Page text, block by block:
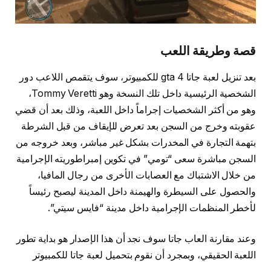
قصة وطريقة اللعب
بعد تنزيل لعبة جاتا 4 gta للكمبيوتر، سوف يتقمص اللاعب دور
الشخصية الرئيسية داخل تلك النسخة وهو Tommy Veretti،
وهو من أكثر الشخصيات إجراماً داخل اللعبة، وذلك بعد أن قضي
عقوبته وخرج من السجن بعد تعرض للإيقاف من قبل الشرطة
بتهمة التجارة في المخدرات بشكل غير مباشر، وبعد خروجه من
السجن مباشرة سعى “تومي” في تكوين إمبراطوريته الإجرامية
من خلال الاشتباك مع العصابات الأخرى من رجال المافيا،
والحصول على السيطرة والهيمنة داخل المدينة ليصبح رئيساً
لأخطر المنظمات الإجرامية داخل مدينة “فايس سيتي”.
وعند مقارنة العاب جاتا سوف نجد أن هذا الإصدار هو بداية تطور
اللعبة الحقيقي، وبمجرد أن نقوم بتحميل لعبة جاتا للكمبيوتر